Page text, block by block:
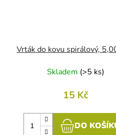
Vrták do kovu spirálový,
Skladem (>5 ks)
15 Kč
DO